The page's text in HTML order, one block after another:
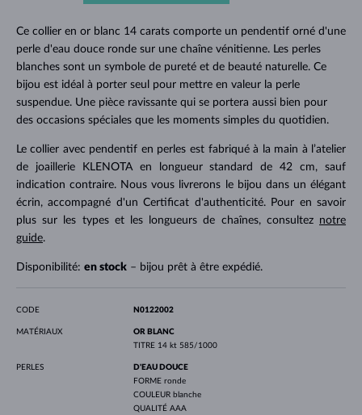
Ce collier en or blanc 14 carats comporte un pendentif orné d'une
perle d'eau douce ronde sur une chaîne vénitienne. Les perles
blanches sont un symbole de pureté et de beauté naturelle. Ce
bijou est idéal à porter seul pour mettre en valeur la perle
suspendue. Une pièce ravissante qui se portera aussi bien pour
des occasions spéciales que les moments simples du quotidien.
Le collier avec pendentif en perles est fabriqué à la main à l’atelier
de joaillerie KLENOTA en longueur standard de 42 cm, sauf
indication contraire. Nous vous livrerons le bijou dans un élégant
écrin, accompagné d'un Certificat d'authenticité. Pour en savoir
plus sur les types et les longueurs de chaînes, consultez notre
guide.
Disponibilité: en stock– bijou prêt à être expédié.
CODE N0122002
MATÉRIAUX
OR BLANC
TITRE 14 kt 585/1000
PERLES
D'EAU DOUCE
FORME ronde
COULEUR blanche
QUALITÉ AAA